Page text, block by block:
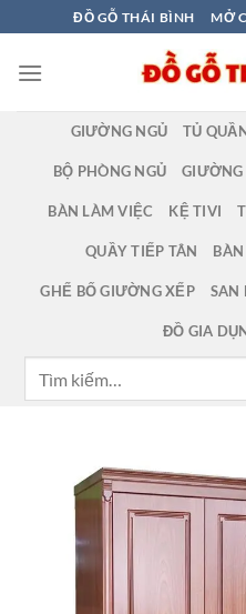
qua
nội
ĐỒ GỖ THÁI BÌNH MỞ
GIƯỜNG NGỦ TỦ
BỘ PHÒNG NGỦ GIƯỜNG
BÀN LÀM VIỆC KỆ TIVI
QUẦY TIẾP TÂN
GHẾ BỐ GIƯỜNG XẾP SAN
ĐỒ GIA